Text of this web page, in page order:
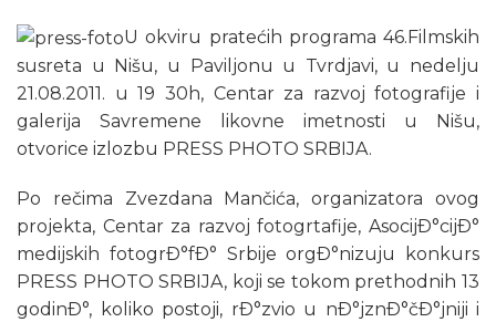
U okviru pratećih programa 46.Filmskih
susreta u Nišu, u Paviljonu u Tvrdjavi, u nedelju
21.08.2011. u 19 30h, Centar za razvoj fotografije i
galerija Savremene likovne imetnosti u Nišu,
otvorice izlozbu PRESS PHOTO SRBIJA.
Po rečima Zvezdana Mančića, organizatora ovog
projekta, Centar za razvoj fotogrtafije, AsocijÐ°cijÐ°
medijskih fotogrÐ°fÐ° Srbije orgÐ°nizuju konkurs
PRESS PHOTO SRBIJA, koji se tokom prethodnih 13
godinÐ°, koliko postoji, rÐ°zvio u nÐ°jznÐ°čÐ°jniji i